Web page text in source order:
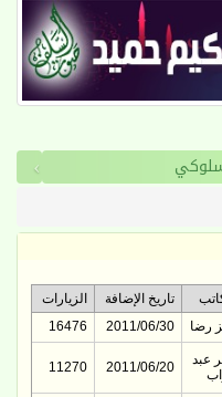
السلوكي ›
تاريخ الإضافة الزيارات
رضا 2011/06/30
16476
عبد
2011/06/20
11270